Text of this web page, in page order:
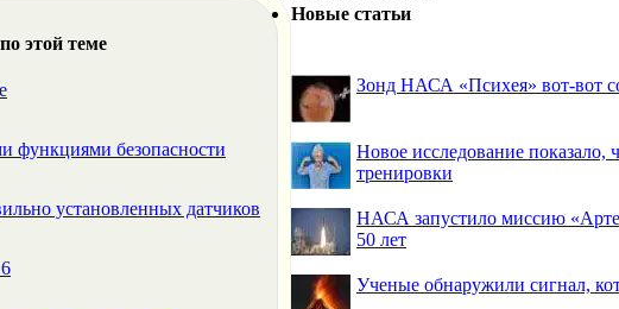
этой теме
функциями безопасности
установленных датчиков
Новые статьи
Зонд НАСА «Психея» вот-вот
Новое исследование
тренировки
НАСА запустило миссию
50 лет
Ученые обнаружили сигнал,